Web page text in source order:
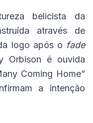
belicista da
através de
logo após o fade
Orbison é ouvida
Coming Home”
a intenção